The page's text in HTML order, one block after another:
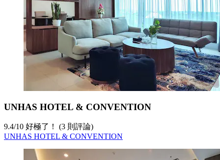
UNHAS HOTEL & CONVENTION
9.4/10 好極了！ (3 則評論)
UNHAS HOTEL & CONVENTION